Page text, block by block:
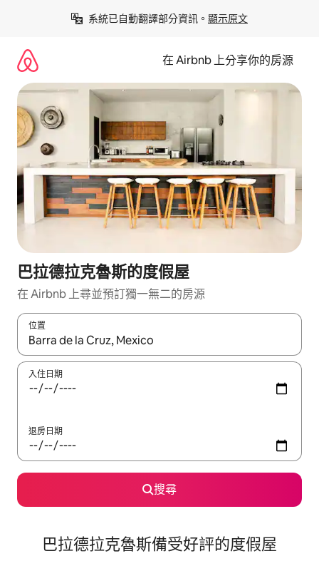
系統已自動翻譯部分資訊。 顯示原文
在 Airbnb 上分享你的房源
巴拉德拉克魯斯的度假屋
在 Airbnb 上尋並預訂獨一無二的房源
位置
如有搜尋結果，瀏覽內容時請使用上下箭頭，或輕點、滑動裝置。
入住日期
退房日期
搜尋
巴拉德拉克魯斯備受好評的度假屋